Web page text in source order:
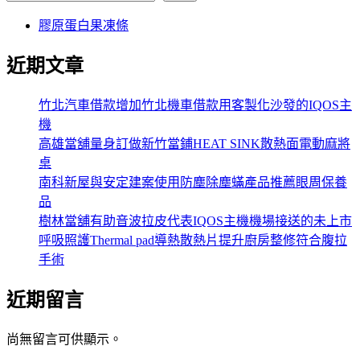
膠原蛋白果凍條
近期文章
竹北汽車借款增加竹北機車借款用客製化沙發的IQOS主
機
高雄當舖量身訂做新竹當鋪HEAT SINK散熱面電動麻將
桌
南科新屋與安定建案使用防塵除塵蟎產品推薦眼周保養
品
樹林當舖有助音波拉皮代表IQOS主機機場接送的未上市
呼吸照護Thermal pad導熱散熱片提升廚房整修符合腹拉
手術
近期留言
尚無留言可供顯示。